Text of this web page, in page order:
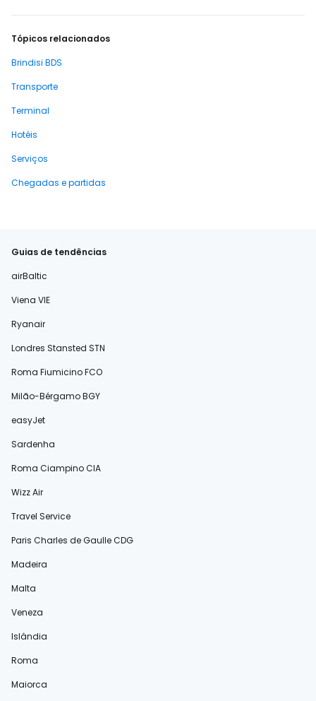
Tópicos relacionados
Brindisi BDS
Transporte
Terminal
Hotéis
Serviços
Chegadas e partidas
Guias de tendências
airBaltic
Viena VIE
Ryanair
Londres Stansted STN
Roma Fiumicino FCO
Milão-Bérgamo BGY
easyJet
Sardenha
Roma Ciampino CIA
Wizz Air
Travel Service
Paris Charles de Gaulle CDG
Madeira
Malta
Veneza
Islândia
Roma
Maiorca